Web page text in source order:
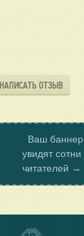
НАПИСАТЬ ОТЗЫВ
Ваш баннер
увидят сотни
читателей →